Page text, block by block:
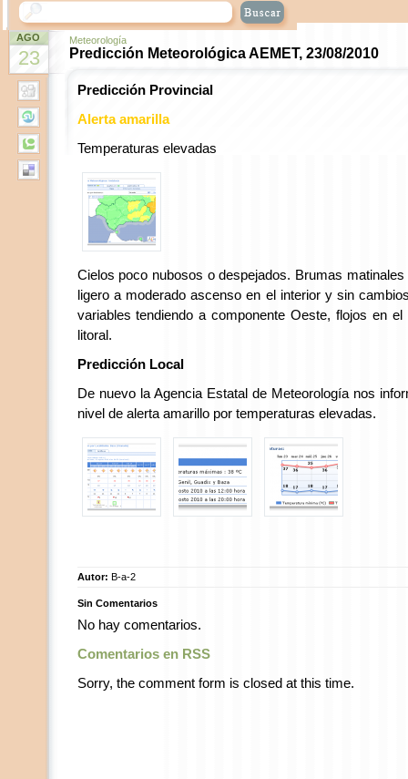
AGO
23
Meteorología
Predicción Meteorológica AEMET, 23/08/2010
Predicción Provincial
Alerta amarilla
Temperaturas elevadas
Cielos poco nubosos o despejados. Brumas
ligero a moderado ascenso en el interior y sin
variables tendiendo a componente Oeste, flojos en
litoral.
Predicción Local
De nuevo la Agencia Estatal de Meteorología nos
nivel de alerta amarillo por temperaturas elevadas.
Autor: B-a-2
Sin Comentarios
No hay comentarios.
Comentarios en RSS
Sorry, the comment form is closed at this time.